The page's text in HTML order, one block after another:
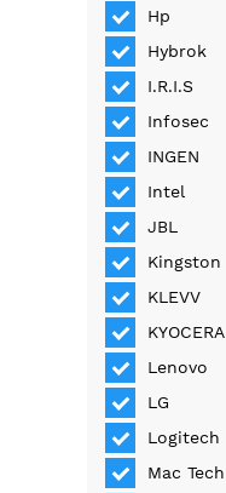
Hp
Hybrok
I.R.I.S
Infosec
INGEN
Intel
JBL
Kingston
KLEVV
KYOCERA
Lenovo
LG
Logitech
Mac Tech